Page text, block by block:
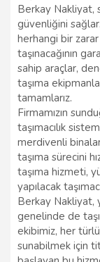
Berkay Nakliyat,
güvenliğini
herhangi bir
taşınacağının
sahip araçlar,
taşıma
tamamlarız.
Firmamızın
taşımacılık
merdivenli
taşıma sürecini
taşıma hizmeti,
yapılacak
Berkay Nakliyat,
genelinde de
ekibimiz, her
sunabilmek için